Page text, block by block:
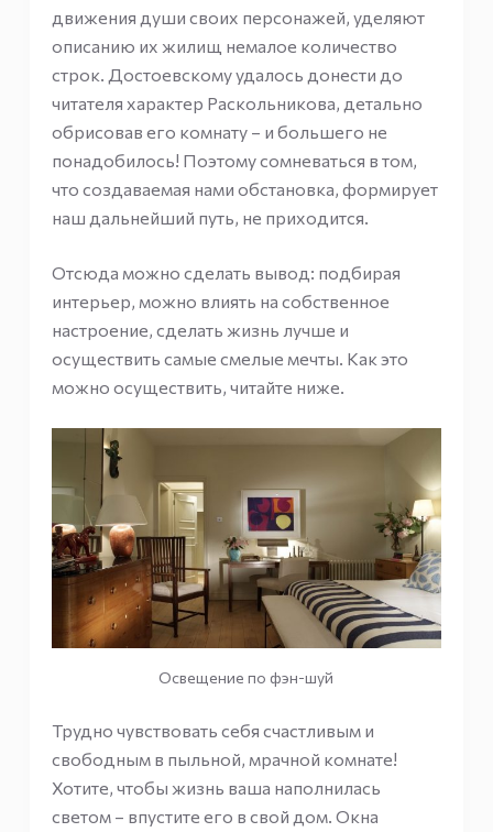
движения души своих персонажей, уделяют
описанию их жилищ немалое количество
строк. Достоевскому удалось донести до
читателя характер Раскольникова, детально
обрисовав его комнату – и большего не
понадобилось! Поэтому сомневаться в том,
что создаваемая нами обстановка, формирует
наш дальнейший путь, не приходится.
Отсюда можно сделать вывод: подбирая
интерьер, можно влиять на собственное
настроение, сделать жизнь лучше и
осуществить самые смелые мечты. Как это
можно осуществить, читайте ниже.
Освещение по фэн-шуй
Трудно чувствовать себя счастливым и
свободным в пыльной, мрачной комнате!
Хотите, чтобы жизнь ваша наполнилась
светом – впустите его в свой дом. Окна